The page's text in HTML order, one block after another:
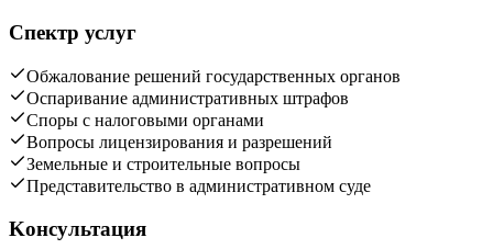
Спектр услуг
Обжалование решений государственных органов
Оспаривание административных штрафов
Споры с налоговыми органами
Вопросы лицензирования и разрешений
Земельные и строительные вопросы
Представительство в административном суде
Kонсультация